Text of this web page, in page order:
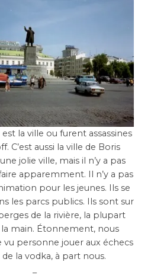
la ville ou furent assassines
C’est aussi la ville de Boris
jolie ville, mais il n’y a pas
apparemment. Il n’y a pas
pour les jeunes. Ils se
les parcs publics. Ils sont sur
de la rivière, la plupart
main. Étonnement, nous
vu personne jouer aux échecs
la vodka, à part nous.